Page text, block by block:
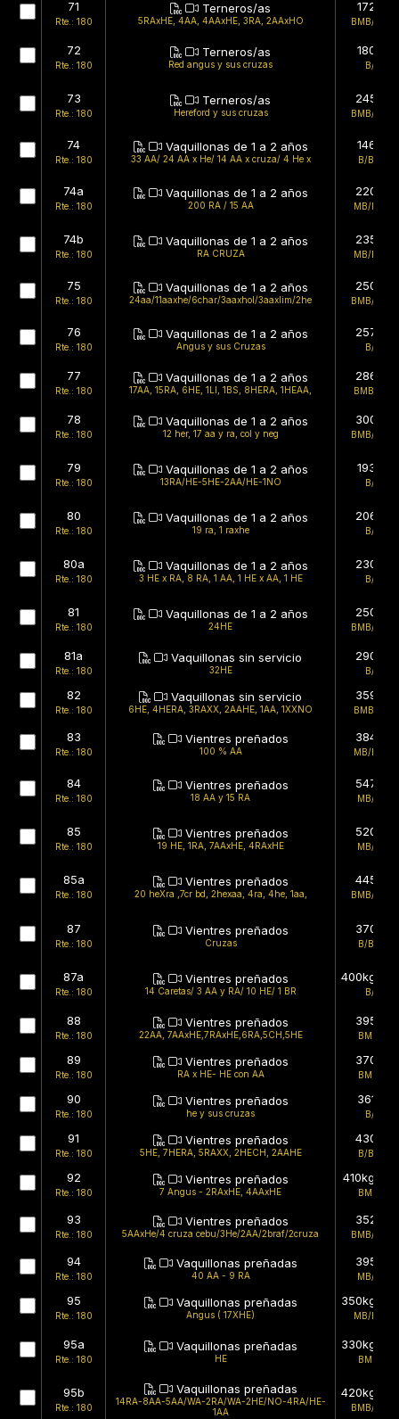
71
Rte.: 180
Terneros/as
5RAxHE, 4AA, 4AAxHE, 3RA, 2AAxHO
172kg
BMB/BMB
72
Rte.: 180
Terneros/as
Red angus y sus cruzas
180kg
B/B
73
Rte.: 180
Terneros/as
Hereford y sus cruzas
245kg
BMB/BMB
74
Rte.: 180
Vaquillonas de 1 a 2 años
33 AA/ 24 AA x He/ 14 AA x cruza/ 4 He x
146kg
B/BMB
74a
Rte.: 180
Vaquillonas de 1 a 2 años
200 RA / 15 AA
220kg
MB/BMB
74b
Rte.: 180
Vaquillonas de 1 a 2 años
RA CRUZA
235kg
MB/BMB
75
Rte.: 180
Vaquillonas de 1 a 2 años
24aa/11aaxhe/6char/3aaxhol/3aaxlim/2he
250kg
BMB/BMB
76
Rte.: 180
Vaquillonas de 1 a 2 años
Angus y sus Cruzas
257kg
B/B
77
Rte.: 180
Vaquillonas de 1 a 2 años
17AA, 15RA, 6HE, 1LI, 1BS, 8HERA, 1HEAA,
286kg
BMB/MB
78
Rte.: 180
Vaquillonas de 1 a 2 años
12 her, 17 aa y ra, col y neg
300kg
BMB/BMB
79
Rte.: 180
Vaquillonas de 1 a 2 años
13RA/HE-5HE-2AA/HE-1NO
193kg
B/B
80
Rte.: 180
Vaquillonas de 1 a 2 años
19 ra, 1 raxhe
206kg
B/B
80a
Rte.: 180
Vaquillonas de 1 a 2 años
3 HE x RA, 8 RA, 1 AA, 1 HE x AA, 1 HE
230kg
B/B
81
Rte.: 180
Vaquillonas de 1 a 2 años
24HE
250kg
BMB/BMB
81a
Rte.: 180
Vaquillonas sin servicio
32HE
290kg
B/B
82
Rte.: 180
Vaquillonas sin servicio
6HE, 4HERA, 3RAXX, 2AAHE, 1AA, 1XXNO
359kg
BMB/MB
83
Rte.: 180
Vientres preñados
100 % AA
384kg
MB/BMB
84
Rte.: 180
Vientres preñados
18 AA y 15 RA
547kg
MB/MB
85
Rte.: 180
Vientres preñados
19 HE, 1RA, 7AAxHE, 4RAxHE
520kg
MB/MB
85a
Rte.: 180
Vientres preñados
20 heXra ,7cr bd, 2hexaa, 4ra, 4he, 1aa,
445kg
BMB/BMB
87
Rte.: 180
Vientres preñados
Cruzas
370kg
B/BMB
87a
Rte.: 180
Vientres preñados
14 Caretas/ 3 AA y RA/ 10 HE/ 1 BR
400kg
B/B
88
Rte.: 180
Vientres preñados
22AA, 7AAxHE,7RAxHE,6RA,5CH,5HE
395kg
BMB/B
89
Rte.: 180
Vientres preñados
RA x HE- HE con AA
370kg
BMB/B
90
Rte.: 180
Vientres preñados
he y sus cruzas
361kg
B/B
91
Rte.: 180
Vientres preñados
5HE, 7HERA, 5RAXX, 2HECH, 2AAHE
430kg
B/BMB
92
Rte.: 180
Vientres preñados
7 Angus - 2RAxHE, 4AAxHE
410kg
BMB/B
93
Rte.: 180
Vientres preñados
5AAxHe/4 cruza cebu/3He/2AA/2braf/2cruza
352kg
BMB/BMB
94
Rte.: 180
Vaquillonas preñadas
40 AA - 9 RA
395kg
MB/MB
95
Rte.: 180
Vaquillonas preñadas
Angus ( 17XHE)
350kg
MB/BMB
95a
Rte.: 180
Vaquillonas preñadas
HE
330kg
BMB/B
95b
Rte.: 180
Vaquillonas preñadas
14RA-8AA-5AA/WA-2RA/WA-2HE/NO-4RA/HE-
1AA
420kg
BMB/BMB